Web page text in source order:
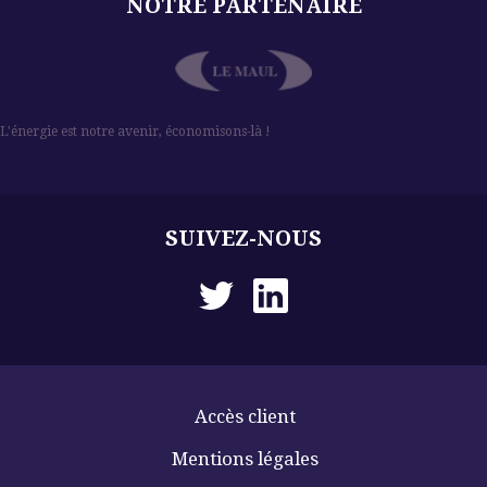
NOTRE PARTENAIRE
L'énergie est notre avenir, économisons-là !
SUIVEZ-NOUS
Accès client
Mentions légales